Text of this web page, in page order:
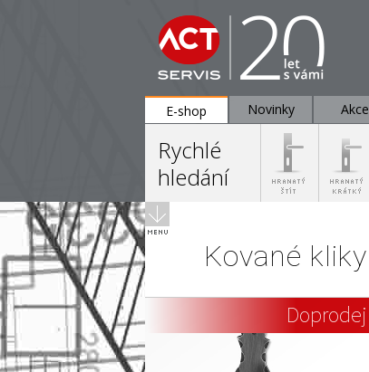
E-shop
Novinky Akce
Rychlé
hledání
Kované kliky
Doprodej